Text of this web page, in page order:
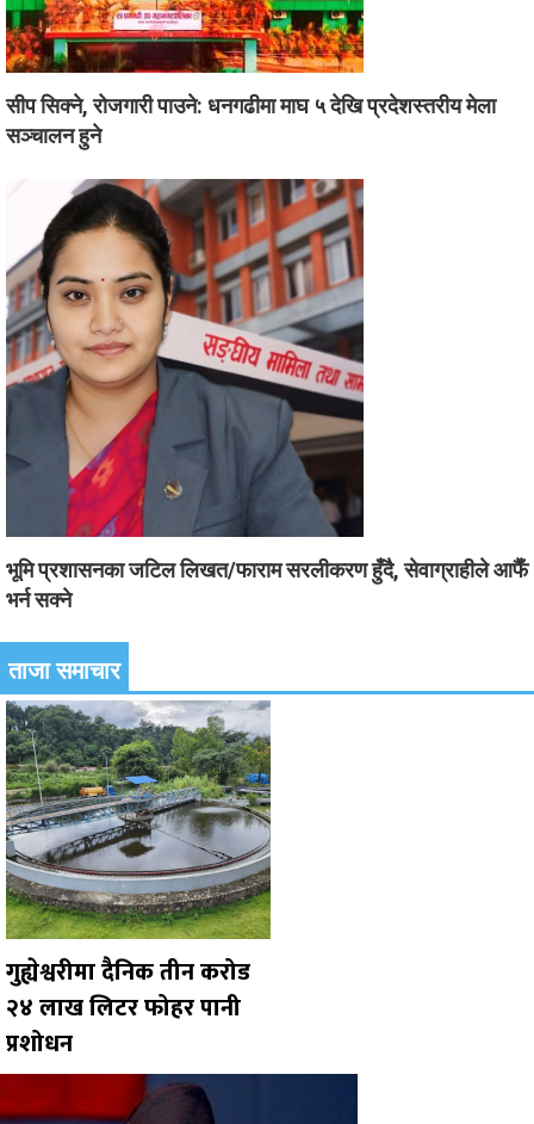
सीप सिक्ने, रोजगारी पाउने: धनगढीमा माघ ५ देखि प्रदेशस्तरीय मेला
सञ्चालन हुने
भूमि प्रशासनका जटिल लिखत/फाराम सरलीकरण हुँदै, सेवाग्राहीले आफैँ
भर्न सक्ने
ताजा समाचार
गुह्येश्वरीमा दैनिक तीन करोड
२४ लाख लिटर फोहर पानी
प्रशोधन